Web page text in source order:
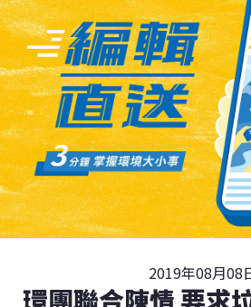
2019年08月08
環團聯合陳情 要求